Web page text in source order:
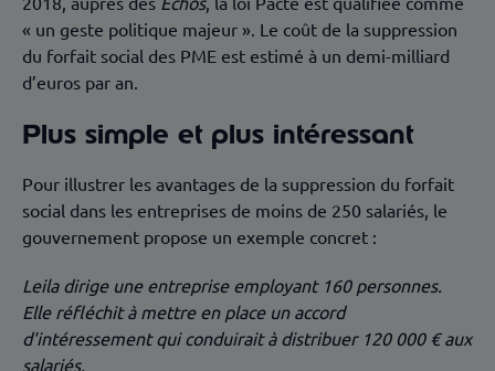
« un geste politique majeur ». Le coût de la suppression
du forfait social des PME est estimé à un demi-milliard
d’euros par an.
Plus simple et plus intéressant
Pour illustrer les avantages de la suppression du forfait
social dans les entreprises de moins de 250 salariés, le
gouvernement propose un exemple concret :
Leila dirige une entreprise employant 160 personnes.
Elle réfléchit à mettre en place un accord
d'intéressement qui conduirait à distribuer 120 000 € aux
salariés.